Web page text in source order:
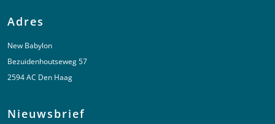
Adres
New Babylon
Bezuidenhoutseweg 57
2594 AC Den Haag
Nieuwsbrief